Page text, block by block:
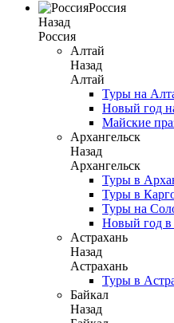
Россия
Назад
Россия
Алтай
Назад
Алтай
Туры на
Новый год
Майские
Архангельск
Назад
Архангельск
Туры в
Туры в
Туры на
Новый год в
Астрахань
Назад
Астрахань
Туры в
Байкал
Назад